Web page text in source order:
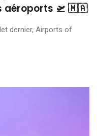
aéroports 🛫 🇲🇦
dernier, Airports of